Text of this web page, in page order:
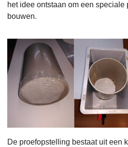
het idee ontstaan om een speciale
bouwen.
De proefopstelling bestaat uit een